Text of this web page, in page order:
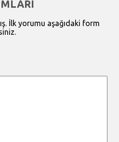
İlk yorumu aşağıdaki form